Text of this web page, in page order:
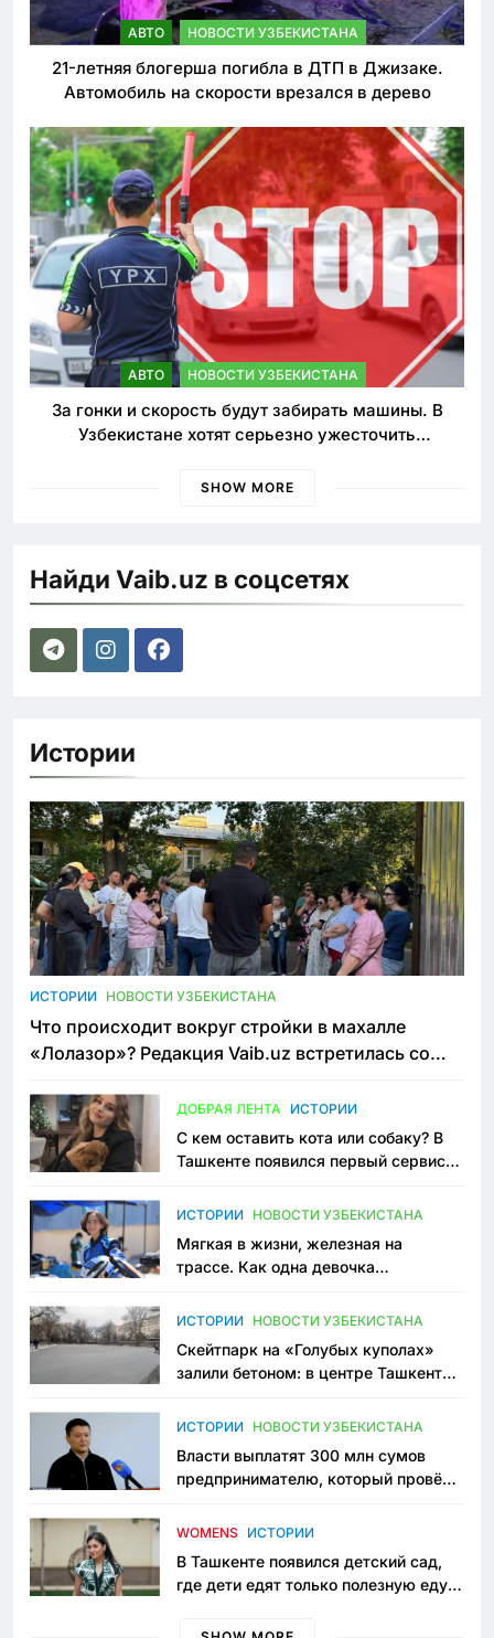
АВТО НОВОСТИ УЗБЕКИСТАНА
21-летняя блогерша погибла в ДТП в Джизаке.
Автомобиль на скорости врезался в дерево
АВТО НОВОСТИ УЗБЕКИСТАНА
За гонки и скорость будут забирать машины. В
Узбекистане хотят серьезно ужесточить
SHOW MORE
Найди Vaib.uz в соцсетях
Истории
ИСТОРИИ НОВОСТИ УЗБЕКИСТАНА
Что происходит вокруг стройки в махалле
«Лолазор»? Редакция Vaib.uz встретилась со
ДОБРАЯ ЛЕНТА ИСТОРИИ
С кем оставить кота или собаку? В
Ташкенте появился первый сервис
ИСТОРИИ НОВОСТИ УЗБЕКИСТАНА
Мягкая в жизни, железная на
трассе. Как одна девочка
Узбекистане
ИСТОРИИ НОВОСТИ УЗБЕКИСТАНА
Скейтпарк на «Голубых куполах»
залили бетоном: в центре Ташкента
пространство
ИСТОРИИ НОВОСТИ УЗБЕКИСТАНА
Власти выплатят 300 млн сумов
предпринимателю, который провёл
приговору
WOMENS ИСТОРИИ
В Ташкенте появился детский сад,
где дети едят только полезную еду.
просить «кашу без сахара»